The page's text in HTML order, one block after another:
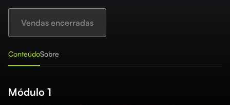
Vendas encerradas
ConteúdoSobre
Módulo 1